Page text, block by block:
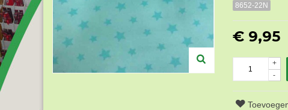
8652-22N
€ 9,95
-
+